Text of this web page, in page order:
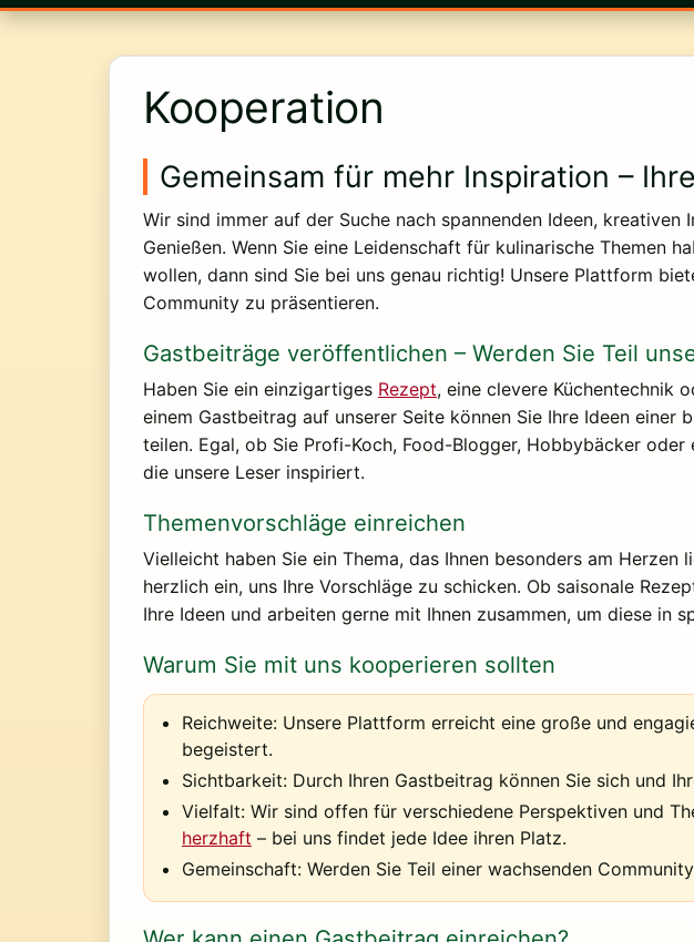
Kooperation
Gemeinsam für mehr Inspiration –
Wir sind immer auf der Suche nach spannenden Ideen,
Genießen. Wenn Sie eine Leidenschaft für kulinarische Themen
wollen, dann sind Sie bei uns genau richtig! Unsere Plattform
Community zu präsentieren.
Gastbeiträge veröffentlichen – Werden Sie Teil
Haben Sie ein einzigartiges Rezept, eine clevere Küchentechnik
einem Gastbeitrag auf unserer Seite können Sie Ihre Ideen
teilen. Egal, ob Sie Profi-Koch, Food-Blogger, Hobbybäcker
die unsere Leser inspiriert.
Themenvorschläge einreichen
Vielleicht haben Sie ein Thema, das Ihnen besonders am
herzlich ein, uns Ihre Vorschläge zu schicken. Ob saisonale
Ihre Ideen und arbeiten gerne mit Ihnen zusammen, um diese in
Warum Sie mit uns kooperieren sollten
Reichweite: Unsere Plattform erreicht eine große und
begeistert.
Sichtbarkeit: Durch Ihren Gastbeitrag können Sie sich und
Vielfalt: Wir sind offen für verschiedene Perspektiven und
herzhaft – bei uns findet jede Idee ihren Platz.
Gemeinschaft: Werden Sie Teil einer wachsenden